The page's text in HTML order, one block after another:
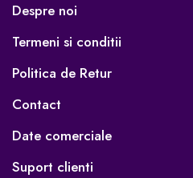
Despre noi
Termeni si conditii
Politica de Retur
Contact
Date comerciale
Suport clienti